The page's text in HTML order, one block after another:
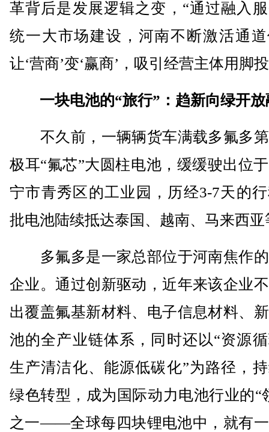
革背后是发展逻辑之变，“通过融入
统一大市场建设，河南不断激活通
让‘营商’变‘赢商’，吸引经营主体用脚
一块电池的“旅行”：趋新向绿开放
不久前，一辆辆货车满载多氟多
极耳“氟芯”大圆柱电池，缓缓驶出位
宁市青秀区的工业园，历经3-7天的
批电池陆续抵达泰国、越南、马来西亚
多氟多是一家总部位于河南焦作
企业。通过创新驱动，近年来该企业
出覆盖氟基新材料、电子信息材料、
池的全产业链体系，同时还以“资源
生产清洁化、能源低碳化”为路径，
绿色转型，成为国际动力电池行业的“
之一——全球每四块锂电池中，就有